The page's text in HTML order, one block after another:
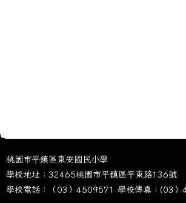
桃園市平鎮區東安國民小學
學校地址：32465桃園市平鎮區平東路136號
學校電話：（03）4509571 學校傳真：(03